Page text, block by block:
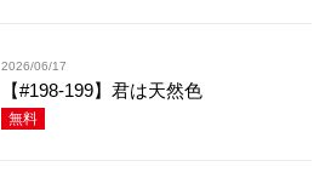
2026/06/17
【#198-199】君は天然色
無料